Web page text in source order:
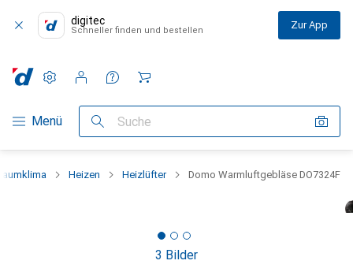
digitec
Schneller finden und bestellen Zur App
Navigation nach Kategorien
Menü Suche
Einstellungen
Kundenkonto
Vergleichslisten
Merklisten
Warenkorb
Heizen Heizlüfter Domo Warmluftgebläse DO7324F
3 Bilder